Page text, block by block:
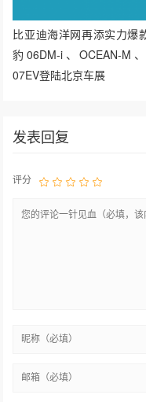
比亚迪海洋网再添实力爆
豹06DM-i、OCEAN-M
07EV登陆北京车展
发表回复
评分